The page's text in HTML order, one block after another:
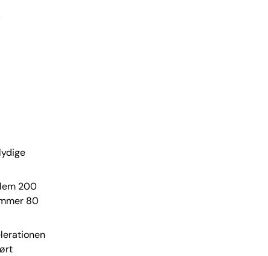
200
80